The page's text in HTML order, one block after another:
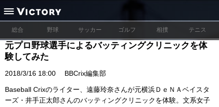
総合 野球 サッカー ゴルフ 相撲 テニス
元プロ野球選手によるバッティングクリニックを体
験してみた
2018/3/16 18:00 BBCrix編集部
Baseball Crixのライター、遠藤玲奈さんが元横浜ＤｅＮＡベイスタ
ーズ・井手正太郎さんのバッティングクリニックを体験。文系女子